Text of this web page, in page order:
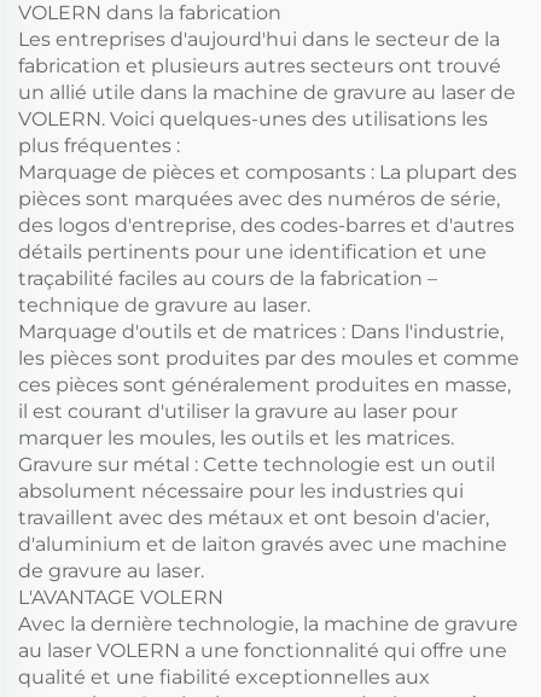
VOLERN dans la fabrication
Les entreprises d'aujourd'hui dans le secteur de la
fabrication et plusieurs autres secteurs ont trouvé
un allié utile dans la machine de gravure au laser de
VOLERN. Voici quelques-unes des utilisations les
plus fréquentes :
Marquage de pièces et composants : La plupart des
pièces sont marquées avec des numéros de série,
des logos d'entreprise, des codes-barres et d'autres
détails pertinents pour une identification et une
traçabilité faciles au cours de la fabrication –
technique de gravure au laser.
Marquage d'outils et de matrices : Dans l'industrie,
les pièces sont produites par des moules et comme
ces pièces sont généralement produites en masse,
il est courant d'utiliser la gravure au laser pour
marquer les moules, les outils et les matrices.
Gravure sur métal : Cette technologie est un outil
absolument nécessaire pour les industries qui
travaillent avec des métaux et ont besoin d'acier,
d'aluminium et de laiton gravés avec une machine
de gravure au laser.
L'AVANTAGE VOLERN
Avec la dernière technologie, la machine de gravure
au laser VOLERN a une fonctionnalité qui offre une
qualité et une fiabilité exceptionnelles aux